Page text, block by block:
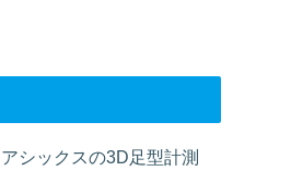
アシックスの3D足型計測